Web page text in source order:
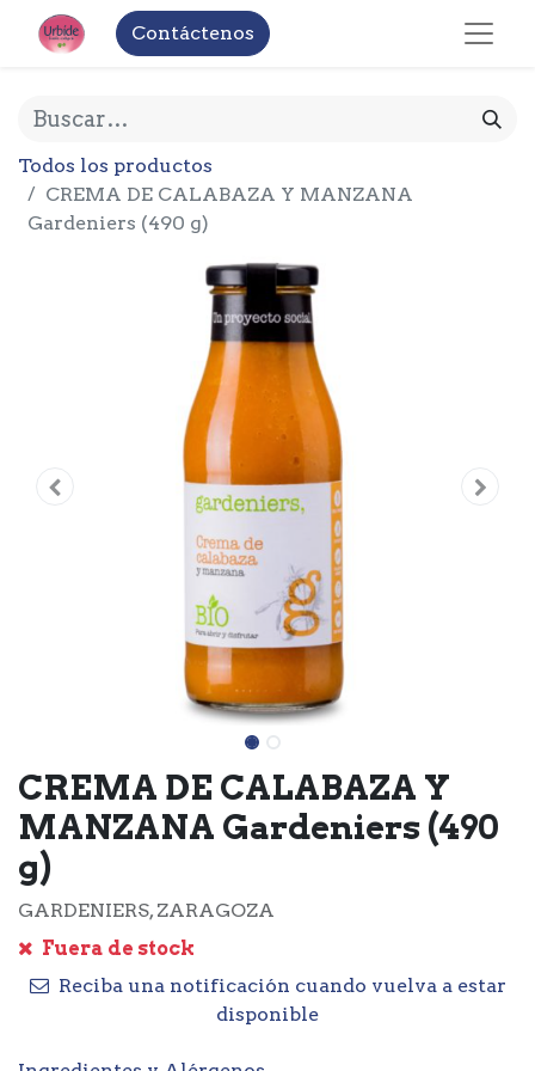
Contáctenos
Todos los productos
CREMA DE CALABAZA Y MANZANA
Gardeniers (490 g)
CREMA DE CALABAZA Y
MANZANA Gardeniers (490
g)
GARDENIERS, ZARAGOZA
Fuera de stock
Reciba una notificación cuando vuelva a estar
disponible